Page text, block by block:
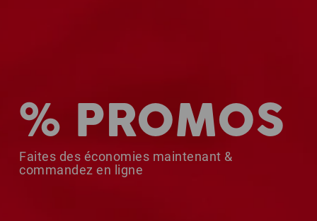
% PROMOS
Faites des économies maintenant &
commandez en ligne